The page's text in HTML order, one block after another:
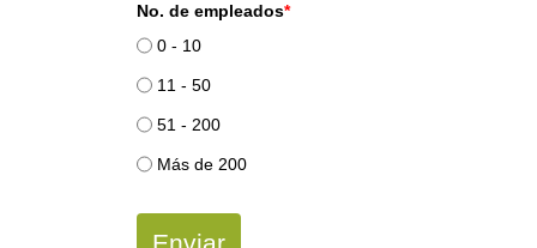
No. de empleados*
0 - 10
11 - 50
51 - 200
Más de 200
Enviar